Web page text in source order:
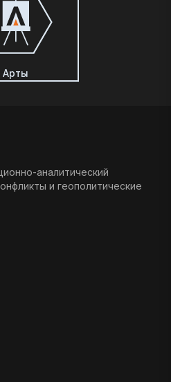
Арты
аналитический
и геополитические